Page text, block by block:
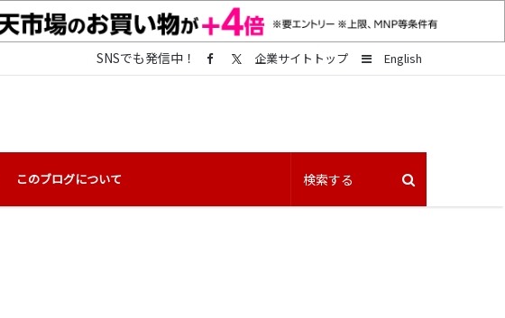
English
Sidebar
企業サイトトップ
SNSでも発信中！
このブログについて